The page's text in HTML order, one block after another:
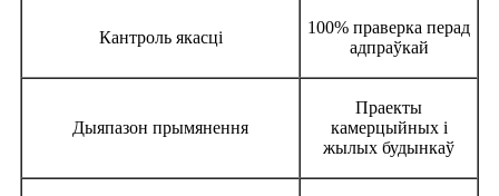
Кантроль якасці
100% праверка перад
адпраўкай
Дыяпазон прымянення
Праекты
камерцыйных і
жылых будынкаў